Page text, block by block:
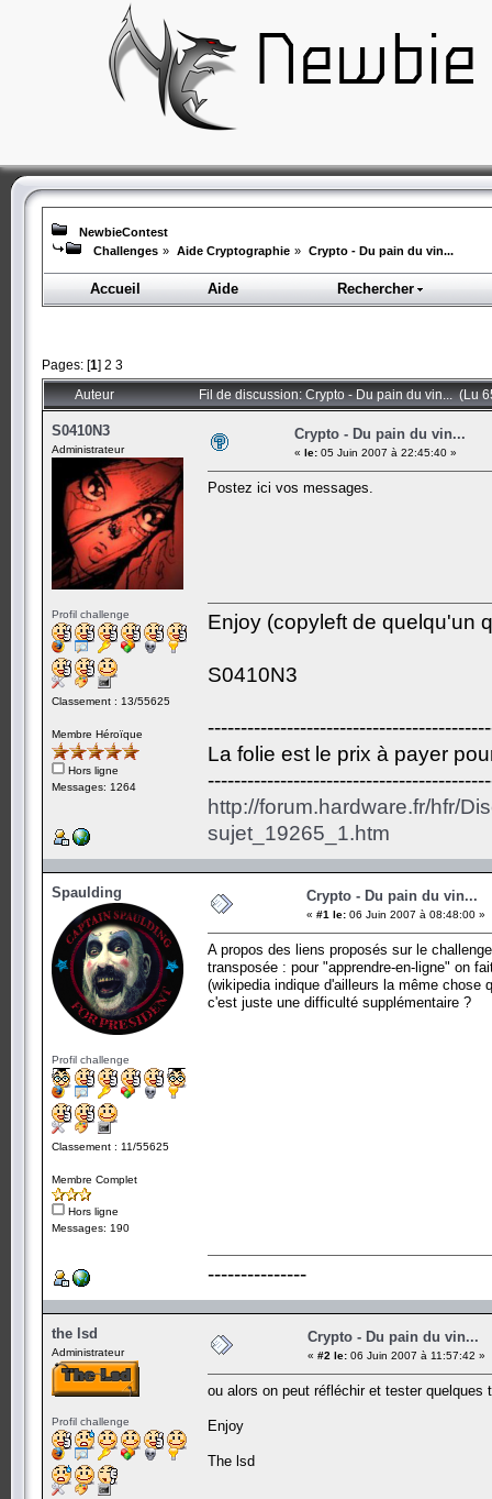
NewbieContest
Challenges » Aide Cryptographie » Crypto - Du pain du vin...
Accueil Aide Rechercher
Pages: [1] 2 3
Auteur Fil de discussion: Crypto - Du pain du vin... (Lu
S0410N3
Administrateur
Profil challenge
Classement : 13/55625
Membre Héroïque
Hors ligne
Messages: 1264
Crypto - Du pain du vin...
« le: 05 Juin 2007 à 22:45:40 »
Postez ici vos messages.
Enjoy (copyleft de quelqu'un
S0410N3
La folie est le prix à payer
http://forum.hardware.fr/hfr/
sujet_19265_1.htm
Spaulding
Profil challenge
Classement : 11/55625
Membre Complet
Hors ligne
Messages: 190
Crypto - Du pain du vin...
« #1 le: 06 Juin 2007 à 08:48:00 »
A propos des liens proposés sur le
transposée : pour "apprendre-en-ligne" on
(wikipedia indique d'ailleurs la même chose
c'est juste une difficulté supplémentaire ?
---------------
the lsd
Administrateur
Profil challenge
Crypto - Du pain du vin...
« #2 le: 06 Juin 2007 à 11:57:42 »
ou alors on peut réfléchir et tester
Enjoy
The lsd